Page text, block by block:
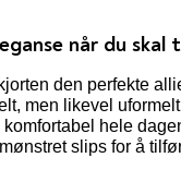
når du skal
den perfekte
men likevel
hele
slips for å